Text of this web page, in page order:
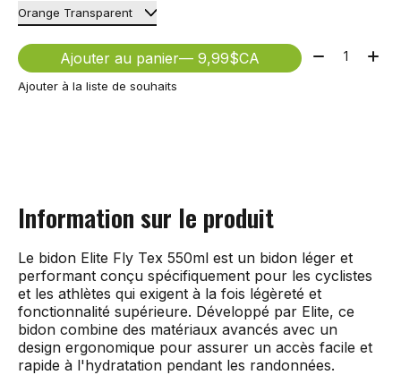
Ajouter au panier — 9,99$CA Quantité:
Ajouter à la liste de souhaits
Information sur le produit
Le bidon Elite Fly Tex 550ml est un bidon léger et
performant conçu spécifiquement pour les cyclistes
et les athlètes qui exigent à la fois légèreté et
fonctionnalité supérieure. Développé par Elite, ce
bidon combine des matériaux avancés avec un
design ergonomique pour assurer un accès facile et
rapide à l'hydratation pendant les randonnées.